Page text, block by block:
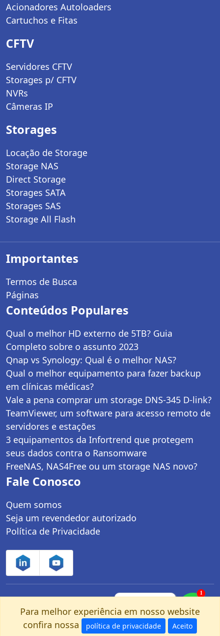
Acionadores Autoloaders
Cartuchos e Fitas
CFTV
Servidores CFTV
Storages p/ CFTV
NVRs
Câmeras IP
Storages
Locação de Storage
Storage NAS
Direct Storage
Storages SATA
Storages SAS
Storage All Flash
Importantes
Termos de Busca
Páginas
Conteúdos Populares
Qual o melhor HD externo de 5TB? Guia
Completo sobre o assunto 2023
Qnap vs Synology: Qual é o melhor NAS?
Qual o melhor equipamento para fazer backup
em clínicas médicas?
Vale a pena comprar um storage DNS-345 D-link?
TeamViewer, um software para acesso remoto de
servidores e estações
3 equipamentos da Infortrend que protegem
seus dados contra o Ransomware
FreeNAS, NAS4Free ou um storage NAS novo?
Fale Conosco
Quem somos
Seja um revendedor autorizado
Política de Privacidade
Controle Net Tecnologia LTDA | CNPJ:
03.247.280/0001-25 | Av. dos Carinás, 660 -
Moema | São Paulo, SP - CEP: 04086-011
Para melhor experiência em nosso website
confira nossa
política de privacidade Aceito
1
nosso Whatsapp!